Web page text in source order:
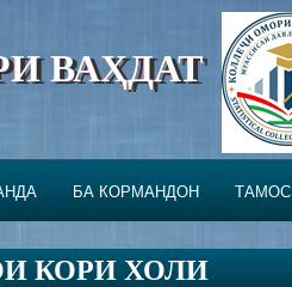
ВАҲДАТ
БА КОРМАНДОН ТАМОС
КОРИ ХОЛИ